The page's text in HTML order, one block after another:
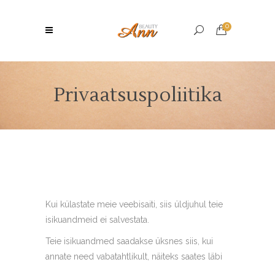
0
Privaatsuspoliitika
Kui külastate meie veebisaiti, siis üldjuhul teie
isikuandmeid ei salvestata.
Teie isikuandmed saadakse üksnes siis, kui
annate need vabatahtlikult, näiteks saates läbi